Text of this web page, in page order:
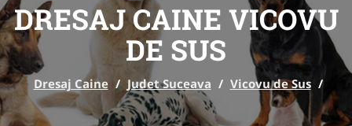
DRESAJ CAINE VICOVU
DE SUS
Dresaj Caine / Judet Suceava / Vicovu de Sus /